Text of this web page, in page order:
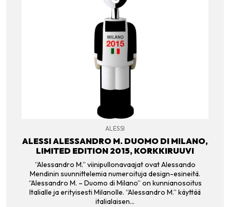
ALESSI
ALESSI ALESSANDRO M. DUOMO DI MILANO,
LIMITED EDITION 2015, KORKKIRUUVI
“Alessandro M.” viinipullonavaajat ovat Alessando
Mendinin suunnittelemia numeroituja design-esineitä.
“Alessandro M. – Duomo di Milano” on kunnianosoitus
Italialle ja erityisesti Milanolle. “Alessandro M.” käyttää
italialaisen…